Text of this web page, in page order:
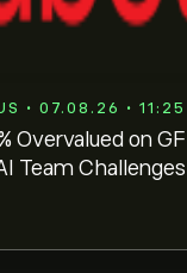
• 07.08.26 • 11:25
Overvalued on GF
Team Challenges